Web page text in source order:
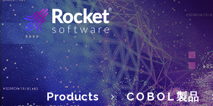
Products COBOL製品